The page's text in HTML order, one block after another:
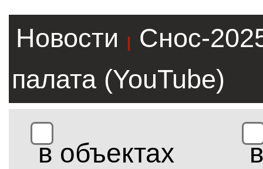
Новости |
Снос-
палата (YouTube)
в объектах
в